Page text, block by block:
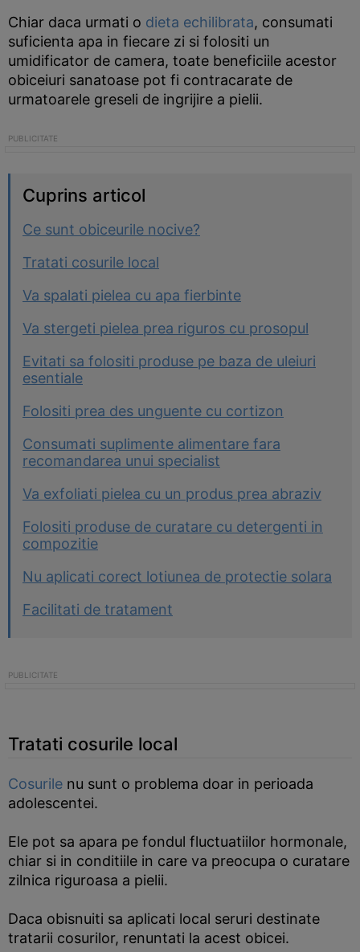
Chiar daca urmati o dieta echilibrata, consumati
suficienta apa in fiecare zi si folositi un
umidificator de camera, toate beneficiile acestor
obiceiuri sanatoase pot fi contracarate de
urmatoarele greseli de ingrijire a pielii.
Cuprins articol
Ce sunt obiceurile nocive?
Tratati cosurile local
Va spalati pielea cu apa fierbinte
Va stergeti pielea prea riguros cu prosopul
Evitati sa folositi produse pe baza de uleiuri
esentiale
Folositi prea des unguente cu cortizon
Consumati suplimente alimentare fara
recomandarea unui specialist
Va exfoliati pielea cu un produs prea abraziv
Folositi produse de curatare cu detergenti in
compozitie
Nu aplicati corect lotiunea de protectie solara
Facilitati de tratament
Tratati cosurile local
Cosurile nu sunt o problema doar in perioada
adolescentei.
Ele pot sa apara pe fondul fluctuatiilor hormonale,
chiar si in conditiile in care va preocupa o curatare
zilnica riguroasa a pielii.
Daca obisnuiti sa aplicati local seruri destinate
tratarii cosurilor, renuntati la acest obicei.